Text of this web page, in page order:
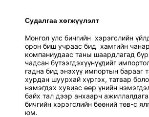
Судалгаа хөгжүүлэлт
Монгол улс бичгийн хэрэгслийн
орон биш учраас бид хамгийн
компаниудаас таны шаардлагад
чадсан бүтээгдэхүүнүүдийг
гадна бид энэхүү импортын барааг
хурдан шуурхай хүргэх, татвар
нэмэгдэх хувиас өөр үнийн
байх тал дээр анхаарч
бичгийн хэрэгслийн бөөний төв-с
юм.